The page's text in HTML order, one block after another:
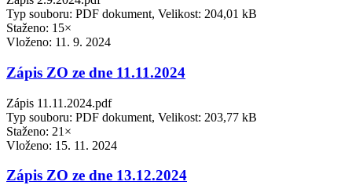
Typ souboru: PDF dokument, Velikost: 204,01 kB
Staženo: 15×
Vloženo: 11. 9. 2024
Zápis ZO ze dne 11.11.2024
Zápis 11.11.2024.pdf
Typ souboru: PDF dokument, Velikost: 203,77 kB
Staženo: 21×
Vloženo: 15. 11. 2024
Zápis ZO ze dne 13.12.2024